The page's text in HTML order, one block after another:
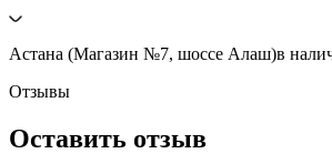
Астана (Магазин №7, шоссе Алаш)в
Отзывы
Оставить отзыв